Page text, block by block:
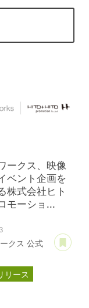
ークス、映像
ベント企画を
株式会社ヒト
モーショ...
クス 公式
リース